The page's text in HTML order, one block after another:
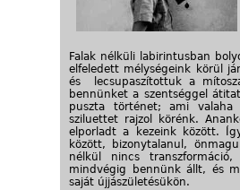
Falak nélküli labirintusban
elfeledett mélységeink körül
és lecsupaszítottuk a
bennünket a szentséggel
puszta történet; ami valaha
sziluettet rajzol körénk.
elporladt a kezeink között.
között, bizonytalanul,
nélkül nincs
mindvégig bennünk állt, és
saját újjászületésükön.